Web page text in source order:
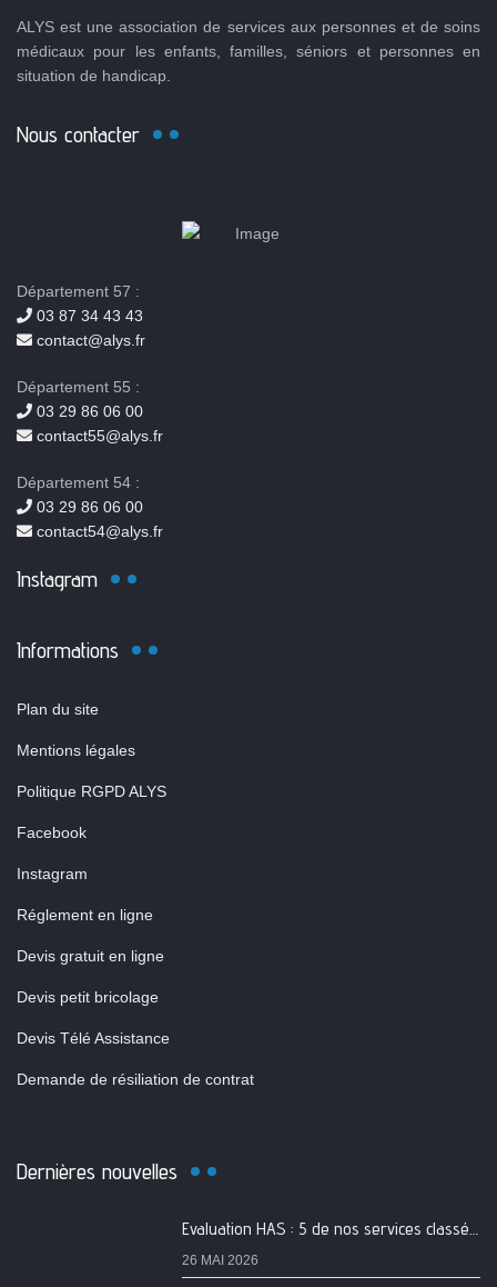
ALYS est une association de services aux personnes et de soins
médicaux pour les enfants, familles, séniors et personnes en
situation de handicap.
Nous contacter
Département 57 :
03 87 34 43 43
contact@alys.fr
Département 55 :
03 29 86 06 00
contact55@alys.fr
Département 54 :
03 29 86 06 00
contact54@alys.fr
Instagram
Informations
Plan du site
Mentions légales
Politique RGPD ALYS
Facebook
Instagram
Réglement en ligne
Devis gratuit en ligne
Devis petit bricolage
Devis Télé Assistance
Demande de résiliation de contrat
Dernières nouvelles
Evaluation HAS : 5 de nos services classés A
26 MAI 2026